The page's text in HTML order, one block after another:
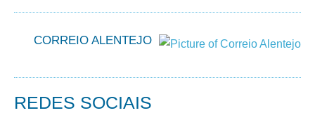
CORREIO ALENTEJO
REDES SOCIAIS